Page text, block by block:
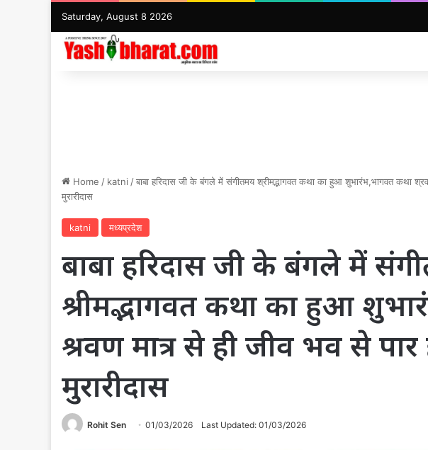
Saturday, August 8 2026
Home / katni /बाबा हरिदास जी के बंगले में संगीतमय श्रीमद्भागवत कथा का हुआ शुभारंभ,भागवत कथा
मुरारीदास
katni मध्यप्रदेश
बाबा हरिदास जी के बंगले में
श्रीमद्भागवत कथा का हुआ
श्रवण मात्र से ही जीव भव से पार
मुरारीदास
Rohit Sen 01/03/2026 Last Updated: 01/03/2026